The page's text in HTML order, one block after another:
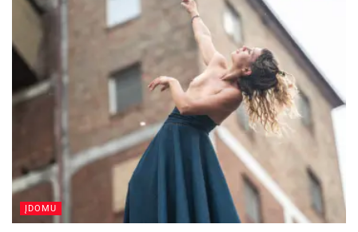
sąlygų, nesuvaldė automobilio, nuvažiavo nuo kelio ir
išlauždamas uždarytus kiemo vartus, atsidūrė gyvenamojo namo
kieme. Eismo įvykio metu buvo apgadinti kieme stovėję trys
automobiliai, garažo vartai, namo fasadas bei garaže sandėliuoti
daiktai. Tokiu būdu nukentėjusiesiems buvo padaryta didesnė nei
36 tūkst. eurų turtinė žala.
Vyras kaltinamas padaręs dvi nusikalstamas veikas, numatytas
Baudžiamojo kodekso (BK) 281–1 straipsnio 1 dalyje ir 281
straipsnio 2 dalyje. Ikiteisminio tyrimo metu vyras savo kaltę
pripažino.
ĮDOMU